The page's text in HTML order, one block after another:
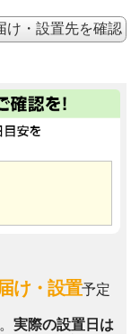
け・設置予定
実際の設置日は
け・設置先を確認